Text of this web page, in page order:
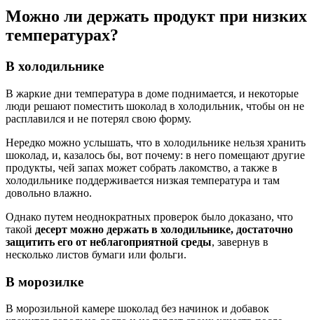
Можно ли держать продукт при низких
температурах?
В холодильнике
В жаркие дни температура в доме поднимается, и некоторые
люди решают поместить шоколад в холодильник, чтобы он не
расплавился и не потерял свою форму.
Нередко можно услышать, что в холодильнике нельзя хранить
шоколад, и, казалось бы, вот почему: в него помещают другие
продукты, чей запах может собрать лакомство, а также в
холодильнике поддерживается низкая температура и там
довольно влажно.
Однако путем неоднократных проверок было доказано, что
такой десерт можно держать в холодильнике, достаточно
защитить его от неблагоприятной среды, завернув в
несколько листов бумаги или фольги.
В морозилке
В морозильной камере шоколад без начинок и добавок